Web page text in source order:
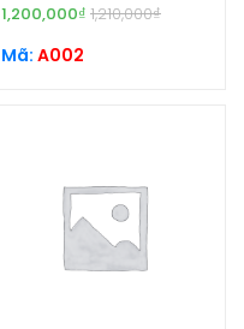
1,200,000₫ 1,210,000₫
Mã: A002